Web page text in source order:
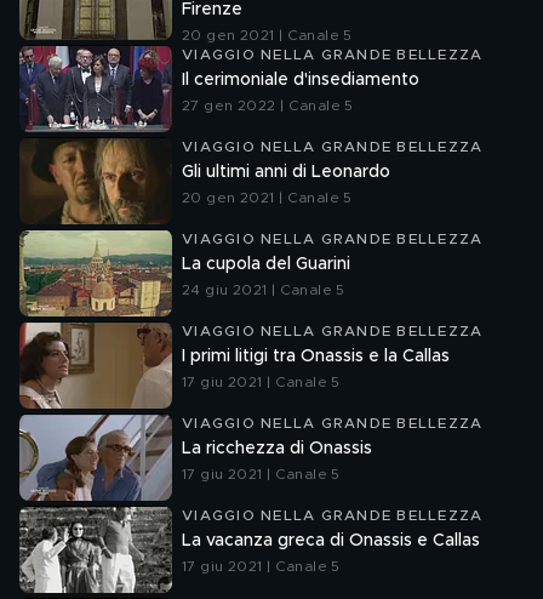
Firenze
20 gen 2021 | Canale 5
VIAGGIO NELLA GRANDE BELLEZZA
Il cerimoniale d'insediamento
27 gen 2022 | Canale 5
VIAGGIO NELLA GRANDE BELLEZZA
Gli ultimi anni di Leonardo
20 gen 2021 | Canale 5
VIAGGIO NELLA GRANDE BELLEZZA
La cupola del Guarini
24 giu 2021 | Canale 5
VIAGGIO NELLA GRANDE BELLEZZA
I primi litigi tra Onassis e la Callas
17 giu 2021 | Canale 5
VIAGGIO NELLA GRANDE BELLEZZA
La ricchezza di Onassis
17 giu 2021 | Canale 5
VIAGGIO NELLA GRANDE BELLEZZA
La vacanza greca di Onassis e Callas
17 giu 2021 | Canale 5